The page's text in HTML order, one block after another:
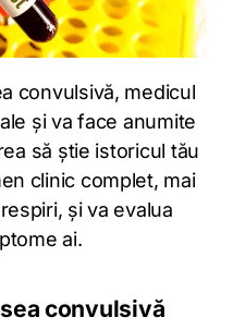
convulsivă, medicul
și va face anumite
să știe istoricul tău
clinic complet, mai
și va evalua
ai.
convulsivă